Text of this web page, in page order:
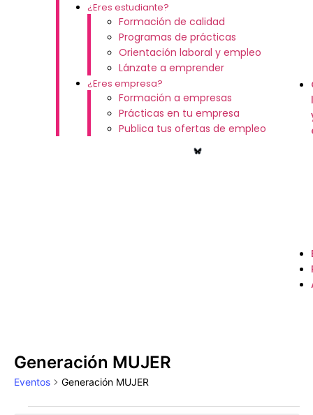
¿Eres estudiante?
Formación de calidad
Programas de prácticas
Orientación laboral y empleo
Lánzate a emprender
¿Eres empresa?
Formación a empresas
Prácticas en tu empresa
Publica tus ofertas de empleo
Generación MUJER
Eventos Generación MUJER